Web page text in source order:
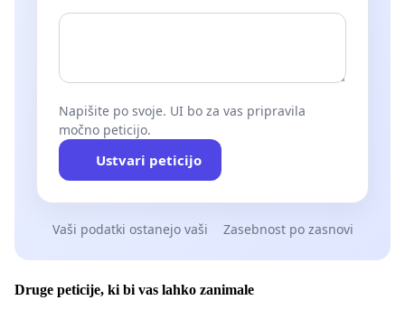
Napišite po svoje. UI bo za vas pripravila
močno peticijo.
Ustvari peticijo
Vaši podatki ostanejo vaši Zasebnost po zasnovi
Druge peticije, ki bi vas lahko zanimale